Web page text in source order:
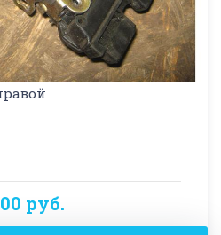
руб.